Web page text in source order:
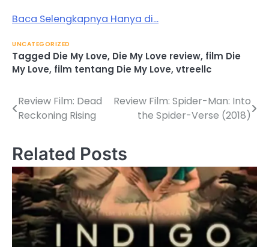
Baca Selengkapnya Hanya di…
UNCATEGORIZED
Tagged Die My Love, Die My Love review, film Die
My Love, film tentang Die My Love, vtreellc
Post
navigation
Review Film: Dead
Reckoning Rising
Review Film: Spider-Man: Into
the Spider-Verse (2018)
Related Posts